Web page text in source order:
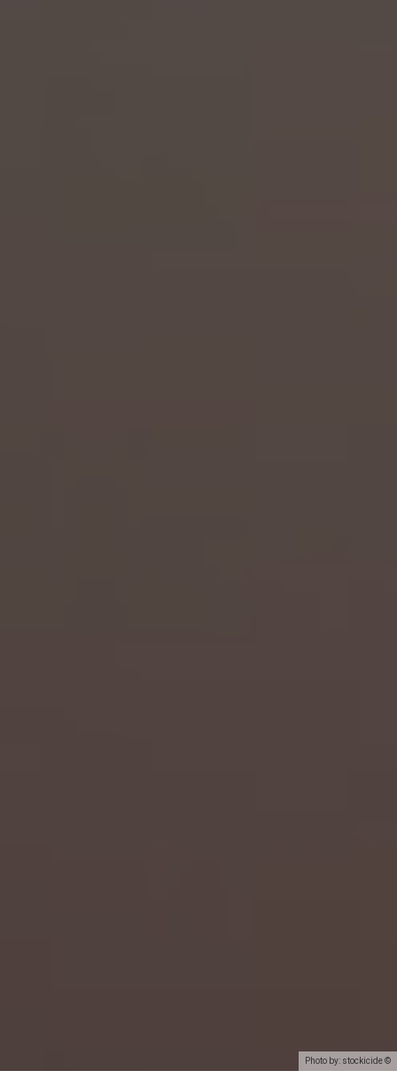
Photo by: stockicide ©